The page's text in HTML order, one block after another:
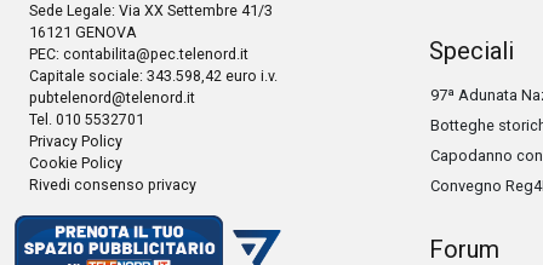
Sede Legale: Via XX Settembre 41/3
16121 GENOVA
PEC: contabilita@pec.telenord.it
Capitale sociale: 343.598,42 euro i.v.
pubtelenord@telenord.it
Tel. 010 5532701
Privacy Policy
Cookie Policy
Rivedi consenso privacy
Speciali
97ª Adunata
Botteghe
Capodanno
Convegno
Forum